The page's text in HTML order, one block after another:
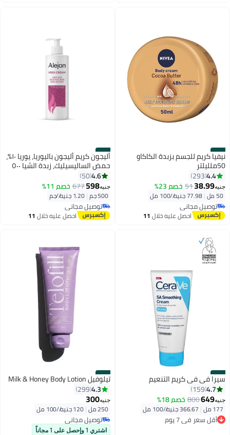
#43
نيفيا كريم للجسم بزبدة الكاكاو
50ملليلتر
4.4
293
جنيه38.99
51 خصم 23%
50 مل |77.98 جنيه/⁨/100 مل⁩
توصيل مجاني
توصيل مجانياحصل عليه خلال 11
#44 أليجون كريم أليجون باليوريا، يوريا ١٠٪،
حمض الساليسيليك، زبدة الشيا ٥٠٠
غرام4.6
50
جنيه598
677 خصم 11%
500 جم |
توصيل مجاني
بتخلّص بسرعة
توصيل مجانياحصل عليه خلال 11
#45
سيرا في في كريم التنعيم
4.7
159
جنيه649
800 خصم 18%
177 مل |
أقل سعر في 7 يوم
توصيل مجاني
#46
تيلوفيل Milk & Honey Body Lotion
4.3
299
جنيه300
250 مل |
توصيل مجاني
توصيل مجاني
اشتري 1 وإحصل على 1 مجاناً